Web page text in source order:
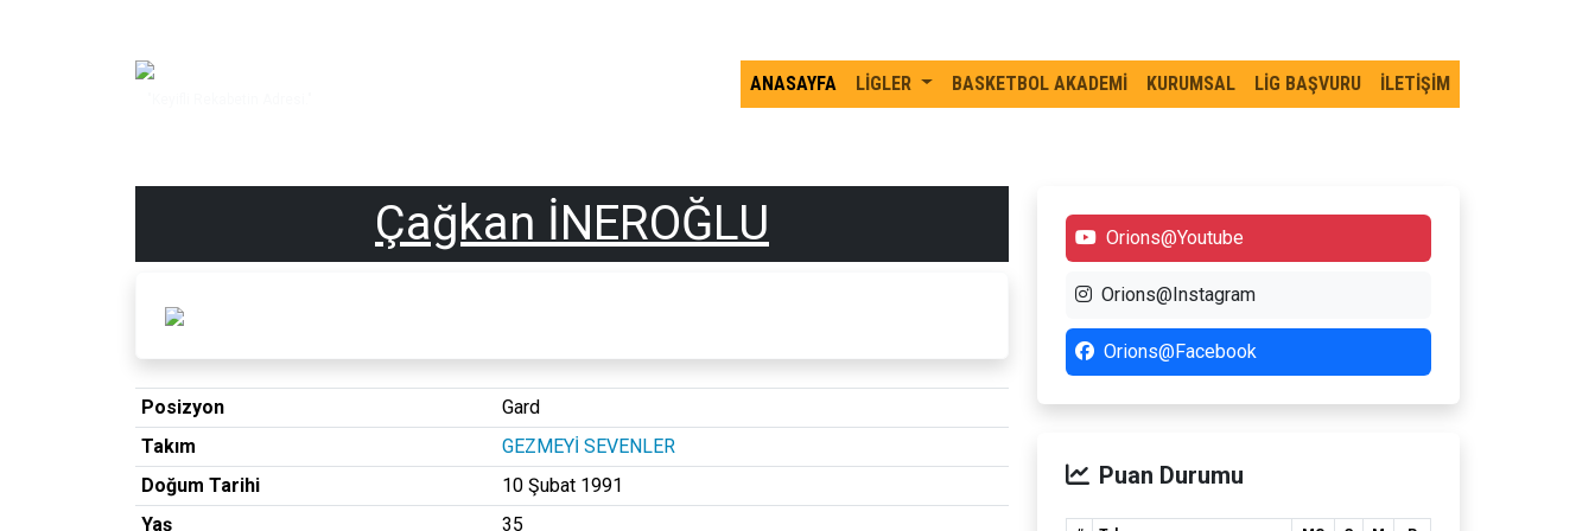
ANASAYFA LİGLER BASKETBOL AKADEMİ KURUMSAL LİG BAŞVURU İLETİŞİM
Çağkan İNEROĞLU
Posizyon
Gard
Takım
GEZMEYİ SEVENLER
Doğum Tarihi
10 Şubat 1991
Yaş
35
Orions@Youtube
Orions@Instagram
Orions@Facebook
Puan Durumu